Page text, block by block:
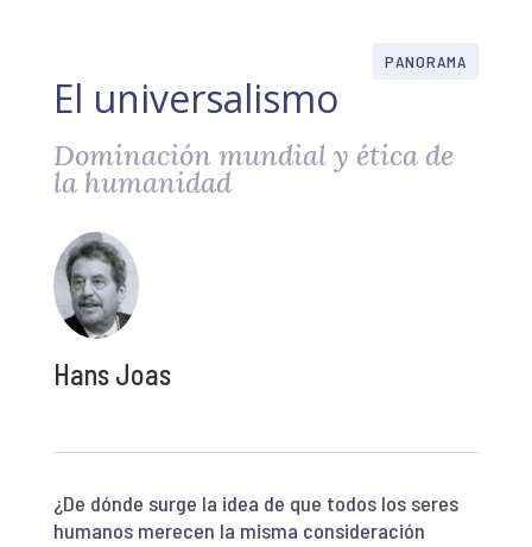
PANORAMA
El universalismo
Dominación mundial y ética de
la humanidad
Hans Joas
¿De dónde surge la idea de que todos los seres
humanos merecen la misma consideración